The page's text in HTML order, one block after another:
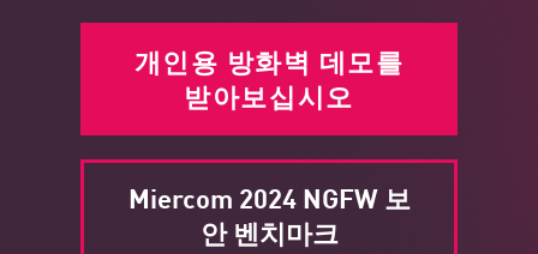
개인용 방화벽 데모를
받아보십시오
Miercom 2024 NGFW 보
안 벤치마크